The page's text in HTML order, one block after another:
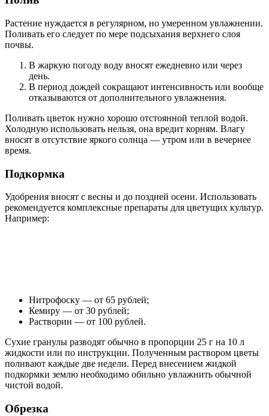
Растение нуждается в регулярном, но умеренном увлажнении.
Поливать его следует по мере подсыхания верхнего слоя
почвы.
В жаркую погоду воду вносят ежедневно или через
день.
В период дождей сокращают интенсивность или вообще
отказываются от дополнительного увлажнения.
Поливать цветок нужно хорошо отстоянной теплой водой.
Холодную использовать нельзя, она вредит корням. Влагу
вносят в отсутствие яркого солнца — утром или в вечернее
время.
Подкормка
Удобрения вносят с весны и до поздней осени. Использовать
рекомендуется комплексные препараты для цветущих культур.
Например:
Нитрофоску — от 65 рублей;
Кемиру — от 30 рублей;
Растворин — от 100 рублей.
Сухие гранулы разводят обычно в пропорции 25 г на 10 л
жидкости или по инструкции. Полученным раствором цветы
поливают каждые две недели. Перед внесением жидкой
подкормки землю необходимо обильно увлажнить обычной
чистой водой.
Обрезка